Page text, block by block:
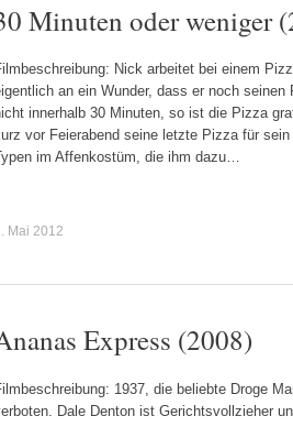
Minuten oder weniger
Nick arbeitet bei einem
an ein Wunder, dass er noch
innerhalb 30 Minuten, so ist die Pizza
vor Feierabend seine letzte Pizza für
im Affenkostüm, die ihm dazu…
Mai 2012
Express (2008)
1937, die beliebte Droge
Dale Denton ist Gerichtsvollzieher